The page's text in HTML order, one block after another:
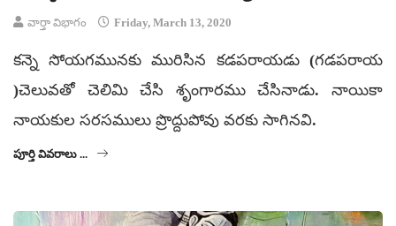
వార్తా విభాగం Friday, March 13, 2020
కన్నె సోయగమునకు మురిసిన కడపరాయడు (గడపరాయ
)చెలువతో చెలిమి చేసి శృంగారము చేసినాడు. నాయికా
నాయకుల సరసములు ప్రొద్దుపోవు వరకు సాగినవి.
పూర్తి వివరాలు ...